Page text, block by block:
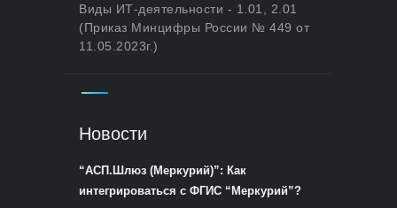
Виды ИТ-деятельности - 1.01, 2.01
(Приказ Минцифры России № 449 от
11.05.2023г.)
Новости
“АСП.Шлюз (Меркурий)”: Как
интегрироваться с ФГИС “Меркурий”?